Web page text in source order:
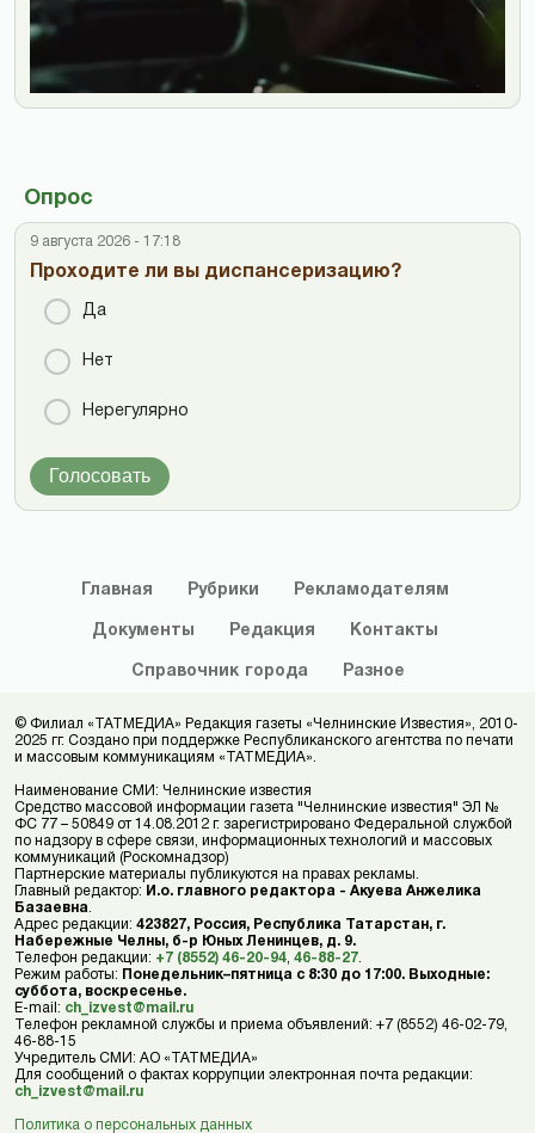
Опрос
9 августа 2026 - 17:18
Проходите ли вы диспансеризацию?
Да
Нет
Нерегулярно
Голосовать
Главная Рубрики Рекламодателям
Документы Редакция Контакты
Справочник города Разное
© Филиал «ТАТМЕДИА» Редакция газеты «Челнинские Известия», 2010-
2025 гг. Создано при поддержке Республиканского агентства по печати
и массовым коммуникациям «ТАТМЕДИА».
Наименование СМИ: Челнинские известия
Средство массовой информации газета "Челнинские известия" ЭЛ №
ФС 77 – 50849 от 14.08.2012 г. зарегистрировано Федеральной службой
по надзору в сфере связи, информационных технологий и массовых
коммуникаций (Роскомнадзор)
Партнерские материалы публикуются на правах рекламы.
Главный редактор: И.о. главного редактора - Акуева Анжелика
Базаевна
Адрес редакции: 423827, Россия, Республика Татарстан, г.
Набережные Челны, б-р Юных Ленинцев, д. 9.
Телефон редакции: +7 (8552) 46-20-94 46-88-27
Режим работы: Понедельник–пятница с 8:30 до 17:00. Выходные:
суббота, воскресенье.
E-mail: ch_izvest@mail.ru
Телефон рекламной службы и приема объявлений: +7 (8552) 46-02-79,
46-88-15
Учредитель СМИ: АО «ТАТМЕДИА»
Для сообщений о фактах коррупции электронная почта редакции:
ch_izvest@mail.ru
Политика о персональных данных